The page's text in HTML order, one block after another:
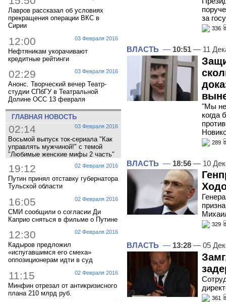
Лавров рассказал об условиях
прекращения операции ВКС в
Сирии
03 Февраля 2016
12:00
Нефтяникам укорачивают
кредитные рейтинги
03 Февраля 2016
02:29
Анонс. Творческий вечер Театр-
студии СПбГУ в Театральной
Долине ОСС 13 февраля
ГЛАВНАЯ НОВОСТЬ
03 Февраля 2016
02:14
Восьмой выпуск ток-сериала "Как
управлять мужчиной!" с темой
"Любимые женские мифы 2 часть"
02 Февраля 2016
19:12
Путин принял отставку губернатора
Тульской области
02 Февраля 2016
16:05
СМИ сообщили о согласии Ди
Каприо сняться в фильме о Путине
02 Февраля 2016
12:30
Кадыров предложил
«испугавшимся его смеха»
оппозиционерам идти в суд
02 Февраля 2016
11:15
Минфин отрезал от антикризисного
плана 210 млрд руб.
за
336
ВЛАСТЬ — 10:51 — 11
"Мы не
когда
289
ВЛАСТЬ — 18:56 — 10
329
ВЛАСТЬ — 13:28 — 05
361